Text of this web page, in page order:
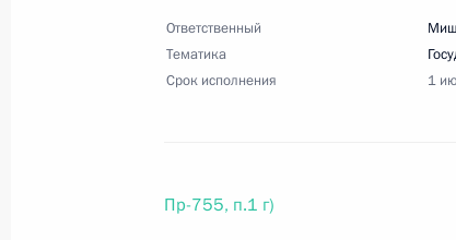
Перечень поручений по
нового времени»
Перечень поручений по
Ответственный
Тематика
Срок исполнения
1
Пр-755, п.1 г)